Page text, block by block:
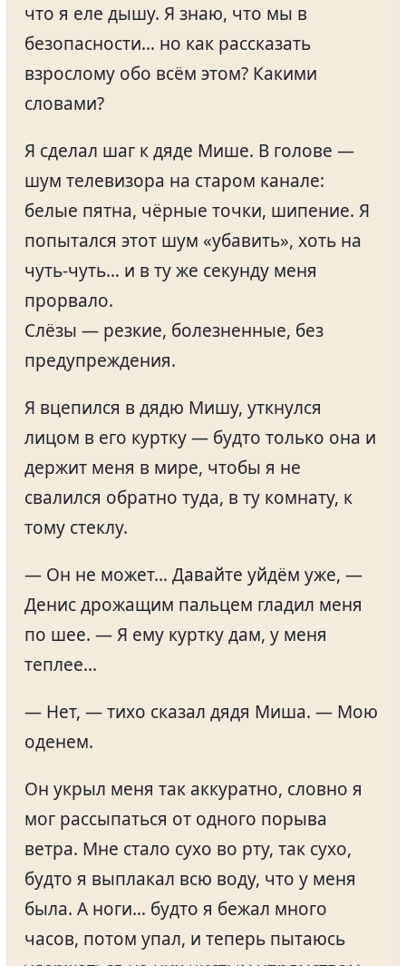
что я еле дышу. Я знаю, что мы в
безопасности… но как рассказать
взрослому обо всём этом? Какими
словами?
Я сделал шаг к дяде Мише. В голове —
шум телевизора на старом канале:
белые пятна, чёрные точки, шипение. Я
попытался этот шум «убавить», хоть на
чуть-чуть… и в ту же секунду меня
прорвало.
Слёзы — резкие, болезненные, без
предупреждения.
Я вцепился в дядю Мишу, уткнулся
лицом в его куртку — будто только она и
держит меня в мире, чтобы я не
свалился обратно туда, в ту комнату, к
тому стеклу.
— Он не может… Давайте уйдём уже, —
Денис дрожащим пальцем гладил меня
по шее. — Я ему куртку дам, у меня
теплее…
— Нет, — тихо сказал дядя Миша. — Мою
оденем.
Он укрыл меня так аккуратно, словно я
мог рассыпаться от одного порыва
ветра. Мне стало сухо во рту, так сухо,
будто я выплакал всю воду, что у меня
была. А ноги… будто я бежал много
часов, потом упал, и теперь пытаюсь